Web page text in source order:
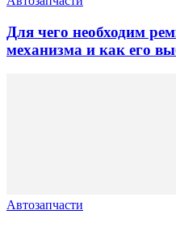
Для чего необходим
механизма и как его
Автозапчасти